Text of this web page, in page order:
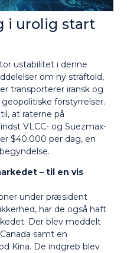
i urolig start
ustabilitet i denne
om ny straftold,
transporterer iransk og
forstyrrelser.
at raterne på
VLCC- og Suezmax-
$40.000 per dag, en
– til en vis
under præsident
har de også haft
Der blev meddelt
samt en
Kina. De indgreb blev